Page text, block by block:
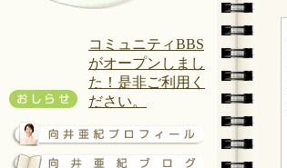
コミュニティBBS
がオープンしまし
た！是非ご利用く
ださい。